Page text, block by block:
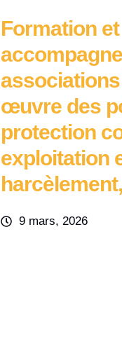
Formation et
œuvre des
protection
exploitation
9 mars, 2026